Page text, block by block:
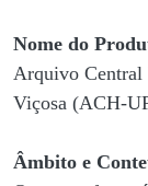
Nome do
Arquivo Central
Viçosa (ACH-
Âmbito e